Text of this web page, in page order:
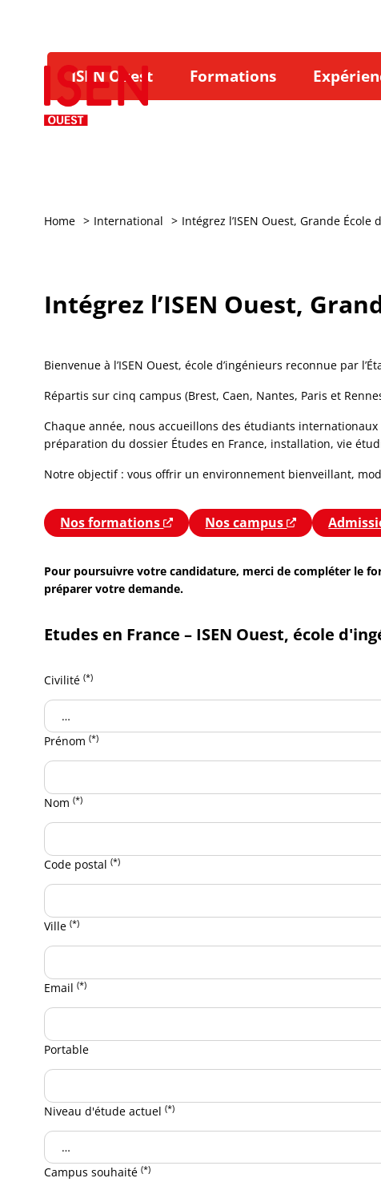
navigation
ISEN Ouest Formations
Home International Intégrez l’ISEN Ouest, Grande École
Intégrez l’ISEN Ouest,
Bienvenue à l’ISEN Ouest, école d’ingénieurs reconnue par
Répartis sur cinq campus (Brest, Caen, Nantes, Paris et
Chaque année, nous accueillons des étudiants
préparation du dossier Études en France, installation, vie
Notre objectif : vous offrir un environnement bienveillant,
Nos formations Nouvelle fenêtre
Nos campus Nouvelle
Pour poursuivre votre candidature, merci de compléter le
préparer votre demande.
Etudes en France – ISEN Ouest, école
Civilité(*)
Prénom(*)
Nom(*)
Code postal(*)
Ville(*)
Email(*)
Portable
Niveau d'étude actuel(*)
Campus souhaité(*)